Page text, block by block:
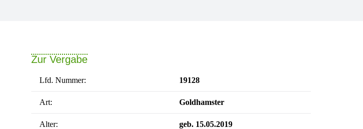
Zur Vergabe
Lfd. Nummer: 19128
Art: Goldhamster
Alter: geb. 15.05.2019